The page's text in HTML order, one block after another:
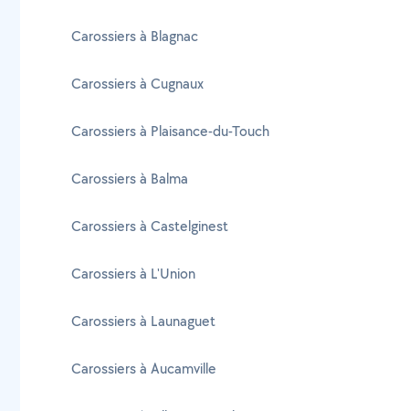
Carossiers à Blagnac
Carossiers à Cugnaux
Carossiers à Plaisance-du-Touch
Carossiers à Balma
Carossiers à Castelginest
Carossiers à L'Union
Carossiers à Launaguet
Carossiers à Aucamville